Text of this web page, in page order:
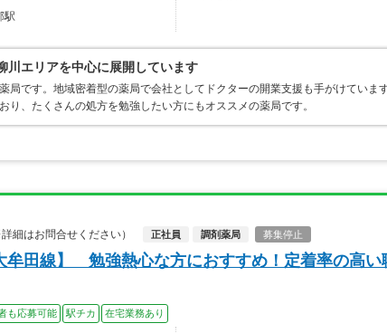
駅
川エリアを中心に展開しています
局です。地域密着型の薬局で会社としてドクターの開業支援も手がけていま
り、たくさんの処方を勉強したい方にもオススメの薬局です。
はお問合せください）
正社員 調剤薬局 募集停止
牟田線】 勉強熱心な方におすすめ！定着率の高い
も応募可能 駅チカ 在宅業務あり